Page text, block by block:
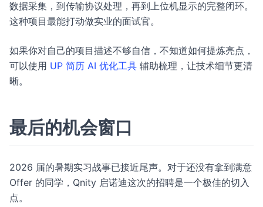
数据采集，到传输协议处理，再到上位机显示的完整闭环。
这种项目最能打动做实业的面试官。
如果你对自己的项目描述不够自信，不知道如何提炼亮点，
可以使用 UP 简历 AI 优化工具 辅助梳理，让技术细节更清
晰。
最后的机会窗口
2026 届的暑期实习战事已接近尾声。对于还没有拿到满意
Offer 的同学，Qnity 启诺迪这次的招聘是一个极佳的切入
点。